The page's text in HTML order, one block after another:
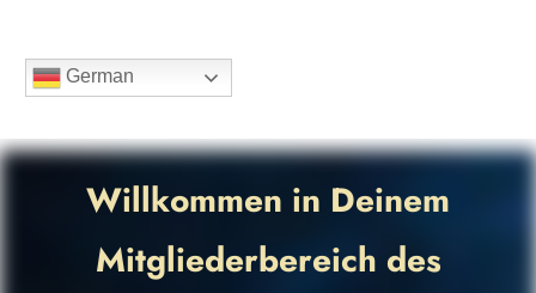
German
Willkommen in Deinem
Mitgliederbereich des